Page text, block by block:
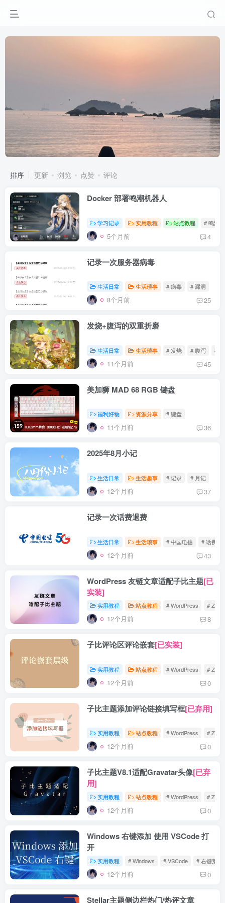
排序 更新 浏览 点赞 评论
Docker 部署鸣潮机器人
学习记录 实用教程 站点教程 # 鸣潮
5个月前 4
记录一次服务器病毒
生活日常 生活琐事 # 病毒 # 漏洞
8个月前 25
发烧+腹泻的双重折磨
生活日常 生活琐事 # 发烧 # 腹泻 #
11个月前 45
美加狮 MAD 68 RGB 键盘
福利好物 资源分享 # 键盘
11个月前 36
2025年8月小记
生活日常 生活趣事 # 记录 # 月记
12个月前 37
记录一次话费退费
生活日常 生活琐事 # 中国电信 # 话费
12个月前 43
WordPress 友链文章适配子比主题[已
实装]
实用教程 站点教程 # WordPress # Zibll
12个月前 8
子比评论区评论嵌套[已实装]
实用教程 站点教程 # WordPress # Zibll
12个月前 0
子比主题添加评论链接填写框[已弃用]
实用教程 站点教程 # WordPress # Zibll
12个月前 0
子比主题V8.1适配Gravatar头像[已弃
用]
实用教程 站点教程 # WordPress # Zibll
12个月前 0
Windows 右键添加 使用 VSCode 打
开
实用教程 # Windows # VSCode # 右键菜单
12个月前 0
Stellar主题侧边栏热门/热评文章